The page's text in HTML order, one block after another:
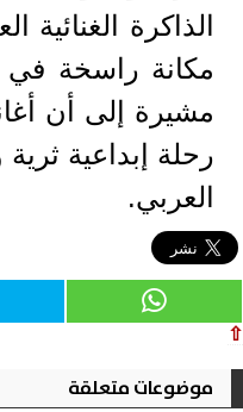
الذاكرة الغنائية
مكانة راسخة في
مشيرة إلى أن
رحلة إبداعية
العربي.
⇧
موضوعات متعلقة